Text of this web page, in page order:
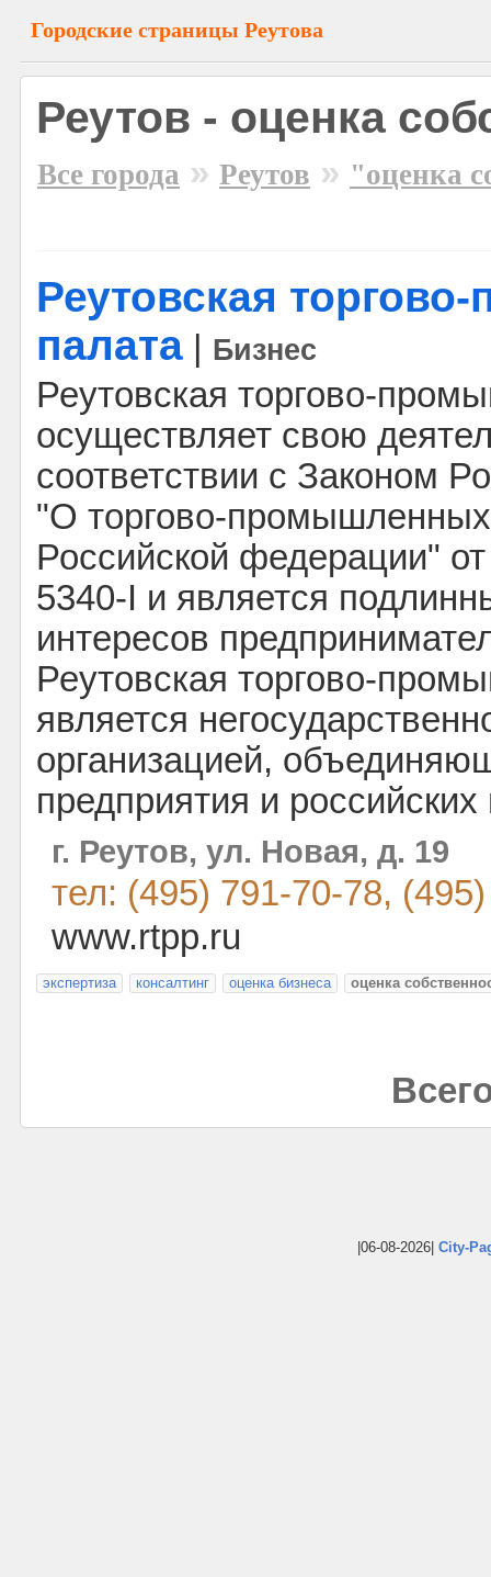
Городские страницы Реутова
Реутов - оценка
Все города » Реутов » "оценка
Реутовская
палата
Бизнес
Реутовская торгово-
осуществляет свою
соответствии с Законом
"О торгово-
Российской федерации"
5340-I и является
интересов
Реутовская торгово-
является
организацией,
предприятия и
г. Реутов, ул. Новая, д. 19
тел: (495) 791-70-78,
www.rtpp.ru
экспертиза консалтинг оценка бизнеса оценка
|06-08-2026| City-